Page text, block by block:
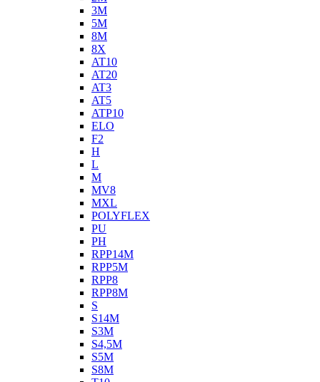
3M
5M
8M
8X
AT10
AT20
AT3
AT5
ATP10
ELO
F2
H
L
M
MV8
MXL
POLYFLEX
PU
PH
RPP14M
RPP5M
RPP8
RPP8M
S
S14M
S3M
S4,5M
S5M
S8M